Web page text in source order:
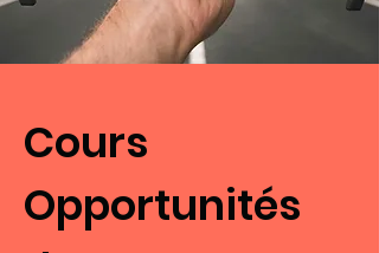
Cours
Opportunités